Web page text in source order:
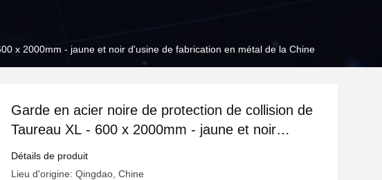
x 2000mm - jaune et noir d'usine de fabrication en métal de la Chine
Garde en acier noire de protection de collision de
Taureau XL - 600 x 2000mm - jaune et noir
d'usine de fabrication en métal de la Chine
Détails de produit
Lieu d'origine: Qingdao, Chine